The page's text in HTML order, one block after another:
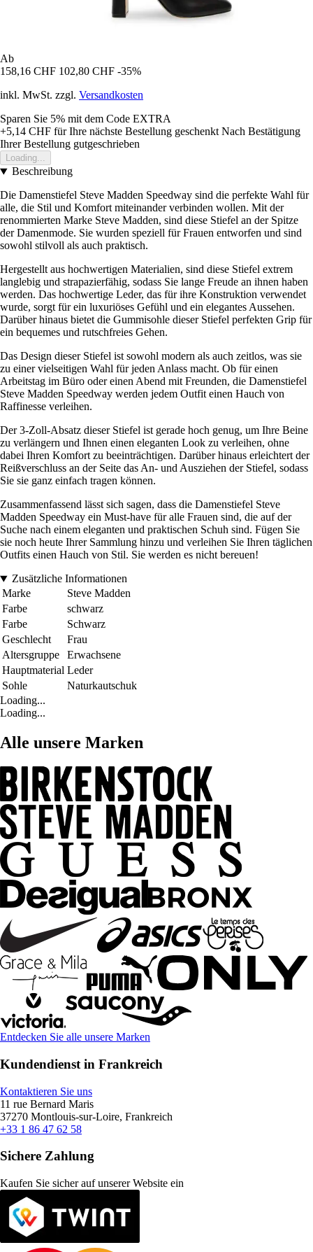
Ab
158,16 CHF 102,80 CHF -35%
inkl. MwSt. zzgl. Versandkosten
Sparen Sie 5% mit dem Code EXTRA
+5,14 CHF für Ihre nächste Bestellung geschenkt Nach Bestätigung
Ihrer Bestellung gutgeschrieben
Loading...
Beschreibung
Die Damenstiefel Steve Madden Speedway sind die perfekte Wahl für
alle, die Stil und Komfort miteinander verbinden wollen. Mit der
renommierten Marke Steve Madden, sind diese Stiefel an der Spitze
der Damenmode. Sie wurden speziell für Frauen entworfen und sind
sowohl stilvoll als auch praktisch.
Hergestellt aus hochwertigen Materialien, sind diese Stiefel extrem
langlebig und strapazierfähig, sodass Sie lange Freude an ihnen haben
werden. Das hochwertige Leder, das für ihre Konstruktion verwendet
wurde, sorgt für ein luxuriöses Gefühl und ein elegantes Aussehen.
Darüber hinaus bietet die Gummisohle dieser Stiefel perfekten Grip für
ein bequemes und rutschfreies Gehen.
Das Design dieser Stiefel ist sowohl modern als auch zeitlos, was sie
zu einer vielseitigen Wahl für jeden Anlass macht. Ob für einen
Arbeitstag im Büro oder einen Abend mit Freunden, die Damenstiefel
Steve Madden Speedway werden jedem Outfit einen Hauch von
Raffinesse verleihen.
Der 3-Zoll-Absatz dieser Stiefel ist gerade hoch genug, um Ihre Beine
zu verlängern und Ihnen einen eleganten Look zu verleihen, ohne
dabei Ihren Komfort zu beeinträchtigen. Darüber hinaus erleichtert der
Reißverschluss an der Seite das An- und Ausziehen der Stiefel, sodass
Sie sie ganz einfach tragen können.
Zusammenfassend lässt sich sagen, dass die Damenstiefel Steve
Madden Speedway ein Must-have für alle Frauen sind, die auf der
Suche nach einem eleganten und praktischen Schuh sind. Fügen Sie
sie noch heute Ihrer Sammlung hinzu und verleihen Sie Ihren täglichen
Outfits einen Hauch von Stil. Sie werden es nicht bereuen!
Zusätzliche Informationen
Marke
Steve Madden
Farbe
schwarz
Farbe
Schwarz
Geschlecht
Frau
Altersgruppe
Erwachsene
Hauptmaterial Leder
Sohle
Naturkautschuk
Loading...
Loading...
Alle unsere Marken
Entdecken Sie alle unsere Marken
Kundendienst in Frankreich
Kontaktieren Sie uns
11 rue Bernard Maris
37270 Montlouis-sur-Loire, Frankreich
+33 1 86 47 62 58
Sichere Zahlung
Kaufen Sie sicher auf unserer Website ein